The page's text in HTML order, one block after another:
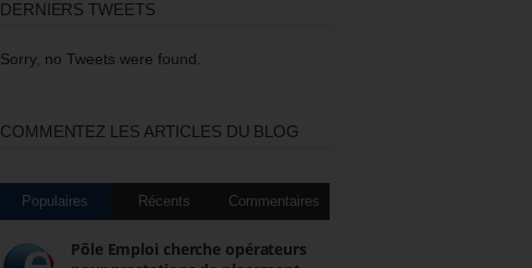
DERNIERS TWEETS
Sorry, no Tweets were found.
COMMENTEZ LES ARTICLES DU BLOG
Populaires Récents Commentaires
Pôle Emploi cherche opérateurs